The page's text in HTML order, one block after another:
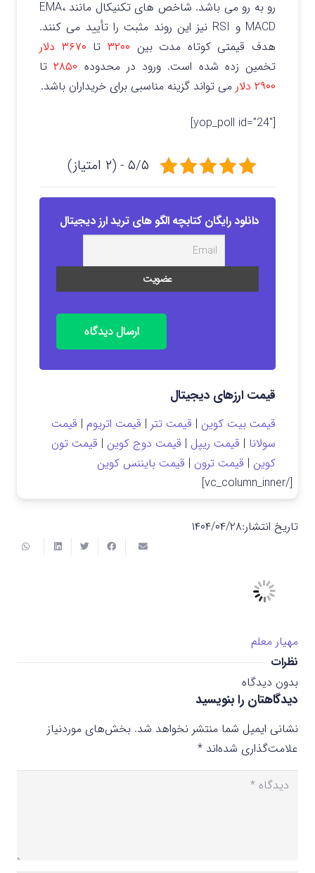
رو به رو می باشد. شاخص‌ های تکنیکال مانند EMA،
MACD و RSI نیز این روند مثبت را تأیید می‌ کنند.
هدف قیمتی کوتاه‌ مدت بین ۳۲۰۰ تا
تخمین زده شده است. ورود در محدوده ۲۸۵۰تا
۲۹۰۰ دلار
می‌ تواند گزینه مناسبی برای خریداران باشد.
[yop_poll id=”24″]
۵/۵ - (۲ امتیاز)
دانلود رایگان کتابچه الگو های ترید ارز دیجیتال
ارسال دیدگاه
قیمت ارزهای دیجیتال
قیمت بیت کوین | قیمت تتر | قیمت اتریوم | قیمت
سولانا | قیمت ریپل | قیمت دوج کوین | قیمت تون
کوین | قیمت ترون | قیمت بایننس کوین
[/vc_column_inner]
تاریخ انتشار:۱۴۰۴/۰۴/۲۸
مهیار معلم
نظرات
بدون دیدگاه
دیدگاهتان را بنویسید
نشانی ایمیل شما منتشر نخواهد شد. بخش‌های موردنیاز
علامت‌گذاری شده‌اند *